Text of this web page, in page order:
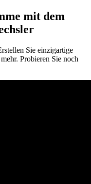
mit dem
Sie einzigartige
Probieren Sie noch